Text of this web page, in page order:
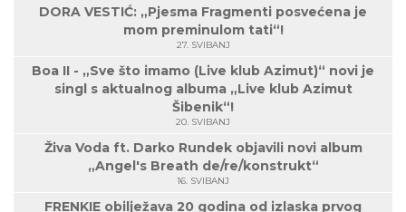
DORA VESTIĆ: „Pjesma Fragmenti posvećena je
mom preminulom tati“!
27. SVIBANJ
Boa II - „Sve što imamo (Live klub Azimut)“ novi je
singl s aktualnog albuma „Live klub Azimut
Šibenik“!
20. SVIBANJ
Živa Voda ft. Darko Rundek objavili novi album
„Angel's Breath de/re/konstrukt“
16. SVIBANJ
FRENKIE obilježava 20 godina od izlaska prvog